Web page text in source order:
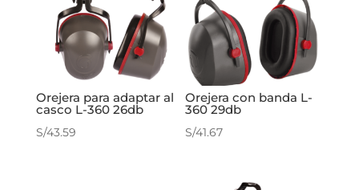
Orejera para adaptar al
casco L-360 26db
S/43.59
Orejera con banda L-
360 29db
S/41.67